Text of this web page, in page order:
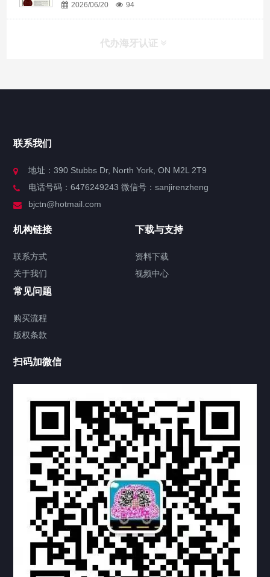
2026/06/20 94
代办海牙认证
服务分类
签署类文件海牙认证程序费用
视频中心
热门标签 TAG
机构链接
联系方式 关于我们
下载与支持
资料下载 视频中心
常见问题
购买流程 版权条款
联系我们
地址：390 Stubbs Dr, North York, ON M2L 2T9
电话号码：6476249243 微信号：sanjirenzheng
bjctn@hotmail.com
机构链接
联系方式
关于我们
下载与支持
资料下载
视频中心
常见问题
购买流程
版权条款
扫码加微信